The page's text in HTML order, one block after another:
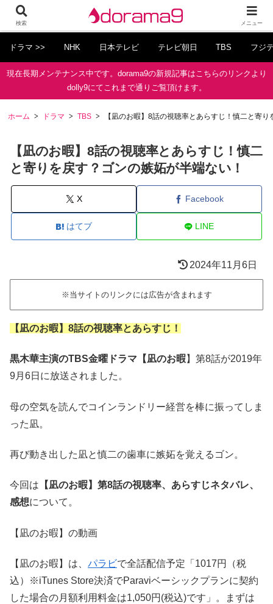
ドラマ >> NHK 日本テレビ テレビ朝日 TBS フジ
現在長期メンテナンス中です。dorama9の新規記事はこちらのリンクより
dolly9にてこれまで通りご覧頂けます。
ホーム ドラマ TBS 【凪のお暇】8話の視聴率とあらすじ！慎二と寄
【凪のお暇】8話の視聴率とあらすじ！慎二
と寄りを戻す？ゴンの嫉妬が半端ない！
X Facebook
はてブ LINE
2024年11月6日
※当サイトのリンクには広告が含まれます
【凪のお暇】8話の視聴率とあらすじ！
黒木華主演のTBS金曜ドラマ【凪のお暇】第8話が2019年
9月6日に放送されました。
母の空気を読んでコインランドリー経営を棒に振ってしま
った凪。
再び動き出した凪と慎二の歯車に嫉妬を覚えるゴン。
今回は 【凪のお暇】第8話の視聴率、あらすじネタバレ、
感想について。
【凪のお暇】の動画
【凪のお暇】は、 パラビで全話配信予定「1017円（税
込）※iTunes Store決済でParaviベーシックプランに契約
した場合の月額利用料金は1,050円(税込)です」。まずは
検索 メニュー